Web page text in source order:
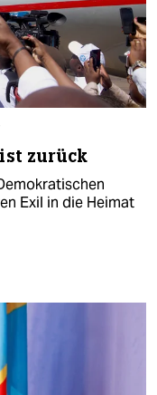
zurück
Exil in die Heimat